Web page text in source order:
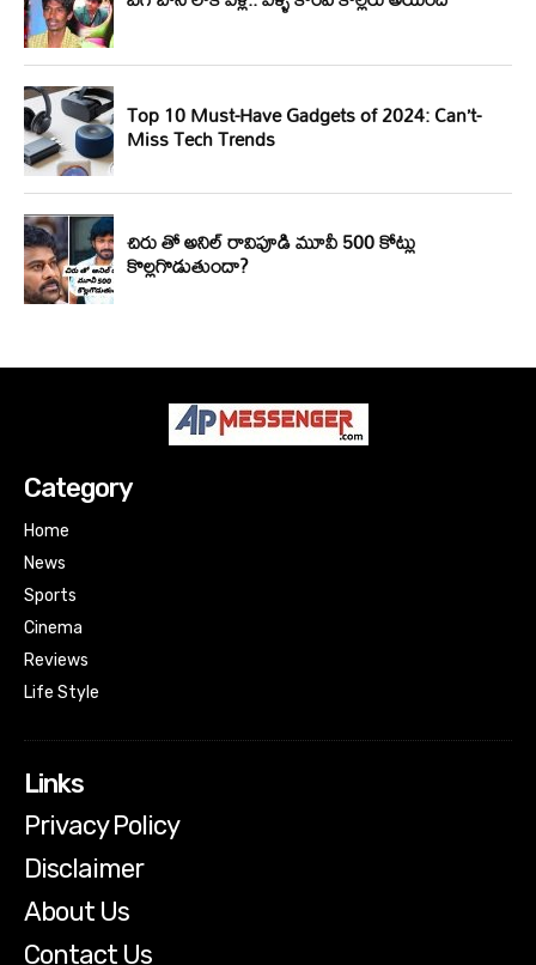
Category
Home
News
Sports
Cinema
Reviews
Life Style
Links
Privacy Policy
Disclaimer
About Us
Contact Us